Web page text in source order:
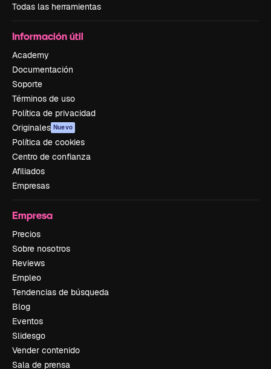
Todas las herramientas
Información útil
Academy
Documentación
Soporte
Términos de uso
Política de privacidad
Originales Nuevo
Política de cookies
Centro de confianza
Afiliados
Empresas
Empresa
Precios
Sobre nosotros
Reviews
Empleo
Tendencias de búsqueda
Blog
Eventos
Slidesgo
Vender contenido
Sala de prensa